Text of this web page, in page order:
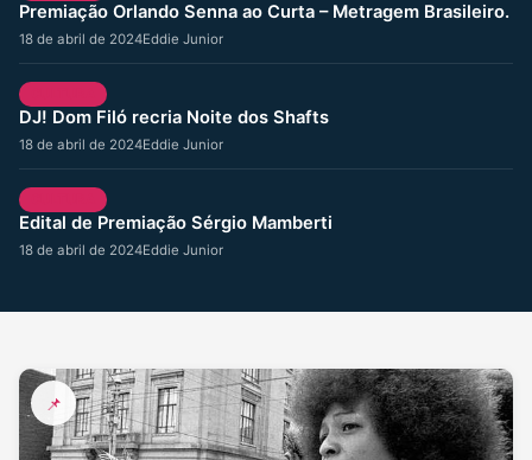
Premiação Orlando Senna ao Curta – Metragem Brasileiro.
18 de abril de 2024Eddie Junior
DJ! Dom Filó recria Noite dos Shafts
18 de abril de 2024Eddie Junior
Edital de Premiação Sérgio Mamberti
18 de abril de 2024Eddie Junior
📌